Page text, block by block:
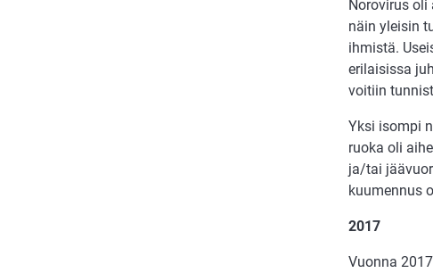
Norovirus oli
näin yleisin
ihmistä.
erilaisissa
voitiin
Yksi isompi
ruoka oli
ja/tai
kuumennus
2017
Vuonna